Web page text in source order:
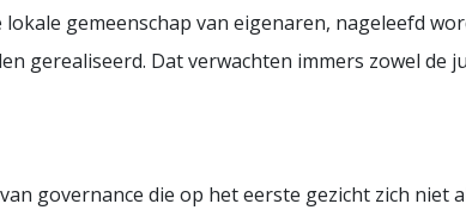
gemeenschap van eigenaren, nageleefd
gerealiseerd. Dat verwachten immers zowel de
governance die op het eerste gezicht zich niet